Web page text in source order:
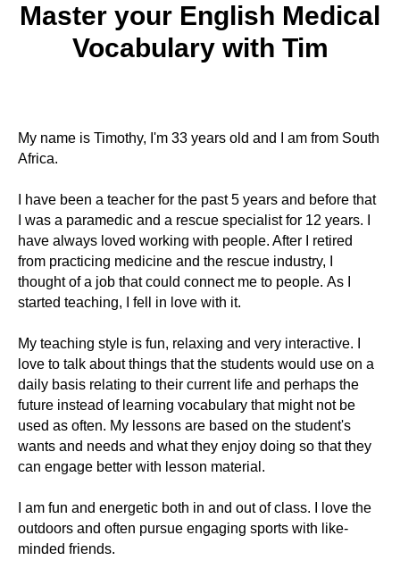
Master your English Medical
Vocabulary with Tim
My name is Timothy, I'm 33 years old and I am from South
Africa.
I have been a teacher for the past 5 years and before that
I was a paramedic and a rescue specialist for 12 years. I
have always loved working with people. After I retired
from practicing medicine and the rescue industry, I
thought of a job that could connect me to people. As I
started teaching, I fell in love with it.
My teaching style is fun, relaxing and very interactive. I
love to talk about things that the students would use on a
daily basis relating to their current life and perhaps the
future instead of learning vocabulary that might not be
used as often. My lessons are based on the student's
wants and needs and what they enjoy doing so that they
can engage better with lesson material.
I am fun and energetic both in and out of class. I love the
outdoors and often pursue engaging sports with like-
minded friends.